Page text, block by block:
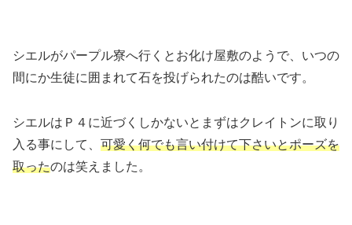
シエルがパープル寮へ行くとお化け屋敷のようで、いつの
間にか生徒に囲まれて石を投げられたのは酷いです。
シエルはＰ４に近づくしかないとまずはクレイトンに取り
入る事にして、 可愛く何でも言い付けて下さいとポーズを
取ったのは笑えました。